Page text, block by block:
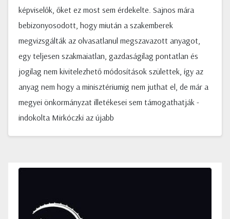
képviselők, őket ez most sem érdekelte. Sajnos mára
bebizonyosodott, hogy miután a szakemberek
megvizsgálták az olvasatlanul megszavazott anyagot,
egy teljesen szakmaiatlan, gazdaságilag pontatlan és
jogilag nem kivitelezhető módosítások születtek, így az
anyag nem hogy a minisztériumig nem juthat el, de már a
megyei önkormányzat illetékesei sem támogathatják -
indokolta Mirkóczki az újabb